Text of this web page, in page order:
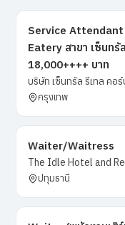
Service Attendant
Eatery สาขา เซ็นทรั
18,000++++ บาท
บริษัท เซ็นทรัล รีเทล คอ
กรุงเทพ
Waiter/Waitress
The Idle Hotel and
ปทุมธานี